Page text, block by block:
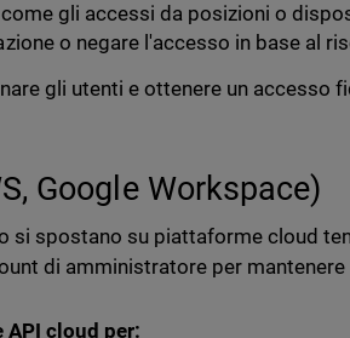
gli accessi da posizioni o
o negare l'accesso in base al
gli utenti e ottenere un accesso
Google Workspace)
si spostano su piattaforme cloud
di amministratore per
cloud per: